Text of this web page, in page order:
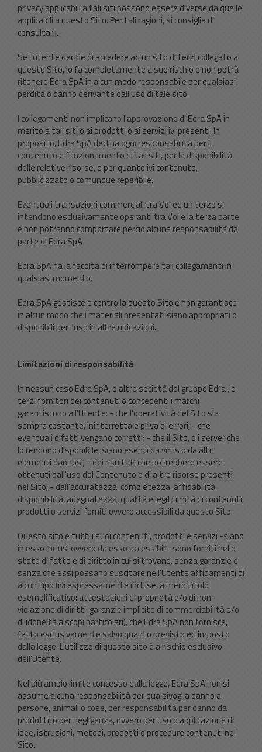
privacy applicabili a tali siti possono essere diverse da quelle
applicabili a questo Sito. Per tali ragioni, si consiglia di
consultarli.
Se l'utente decide di accedere ad un sito di terzi collegato a
questo Sito, lo fa completamente a suo rischio e non potrà
ritenere Edra SpA in alcun modo responsabile per qualsiasi
perdita o danno derivante dall'uso di tale sito.
I collegamenti non implicano l'approvazione di Edra SpA in
merito a tali siti o ai prodotti o ai servizi ivi presenti. In
proposito, Edra SpA declina ogni responsabilità per il
contenuto e funzionamento di tali siti, per la disponibilità
delle relative risorse, o per quanto ivi contenuto,
pubblicizzato o comunque reperibile.
Eventuali transazioni commerciali tra Voi ed un terzo si
intendono esclusivamente operanti tra Voi e la terza parte
e non potranno comportare perciò alcuna responsabilità da
parte di Edra SpA
Edra SpA ha la facoltà di interrompere tali collegamenti in
qualsiasi momento.
Edra SpA gestisce e controlla questo Sito e non garantisce
in alcun modo che i materiali presentati siano appropriati o
disponibili per l'uso in altre ubicazioni.
Limitazioni di responsabilità
In nessun caso Edra SpA, o altre società del gruppo Edra , o
terzi fornitori dei contenuti o concedenti i marchi
garantiscono all'Utente: - che l'operatività del Sito sia
sempre costante, ininterrotta e priva di errori; - che
eventuali difetti vengano corretti; - che il Sito, o i server che
lo rendono disponibile, siano esenti da virus o da altri
elementi dannosi; - dei risultati che potrebbero essere
ottenuti dall'uso del Contenuto o di altre risorse presenti
nel Sito; - dell'accuratezza, completezza, affidabilità,
disponibilità, adeguatezza, qualità e legittimità di contenuti,
prodotti o servizi forniti ovvero accessibili da questo Sito.
Questo sito e tutti i suoi contenuti, prodotti e servizi -siano
in esso inclusi ovvero da esso accessibili- sono forniti nello
stato di fatto e di diritto in cui si trovano, senza garanzie e
senza che essi possano suscitare nell'Utente affidamenti di
alcun tipo (ivi espressamente incluse, a mero titolo
esemplificativo: attestazioni di proprietà e/o di non-
violazione di diritti, garanzie implicite di commerciabilità e/o
di idoneità a scopi particolari), che Edra SpA non fornisce,
fatto esclusivamente salvo quanto previsto ed imposto
dalla legge. L'utilizzo di questo sito è a rischio esclusivo
dell'Utente.
Nel più ampio limite concesso dalla legge, Edra SpA non si
assume alcuna responsabilità per qualsivoglia danno a
persone, animali o cose, per responsabilità per danno da
prodotti, o per negligenza, ovvero per uso o applicazione di
idee, istruzioni, metodi, prodotti o procedure contenuti nel
Sito.